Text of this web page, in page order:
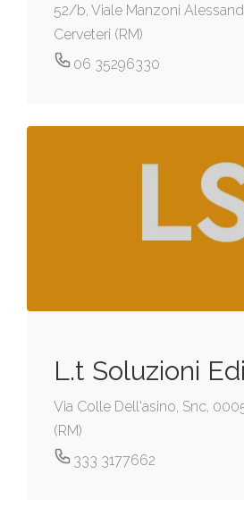
52/b, Viale Manzoni
Cerveteri (RM)
06 35296330
L.t Soluzioni
Via Colle Dell'asino, Snc,
(RM)
333 3177662